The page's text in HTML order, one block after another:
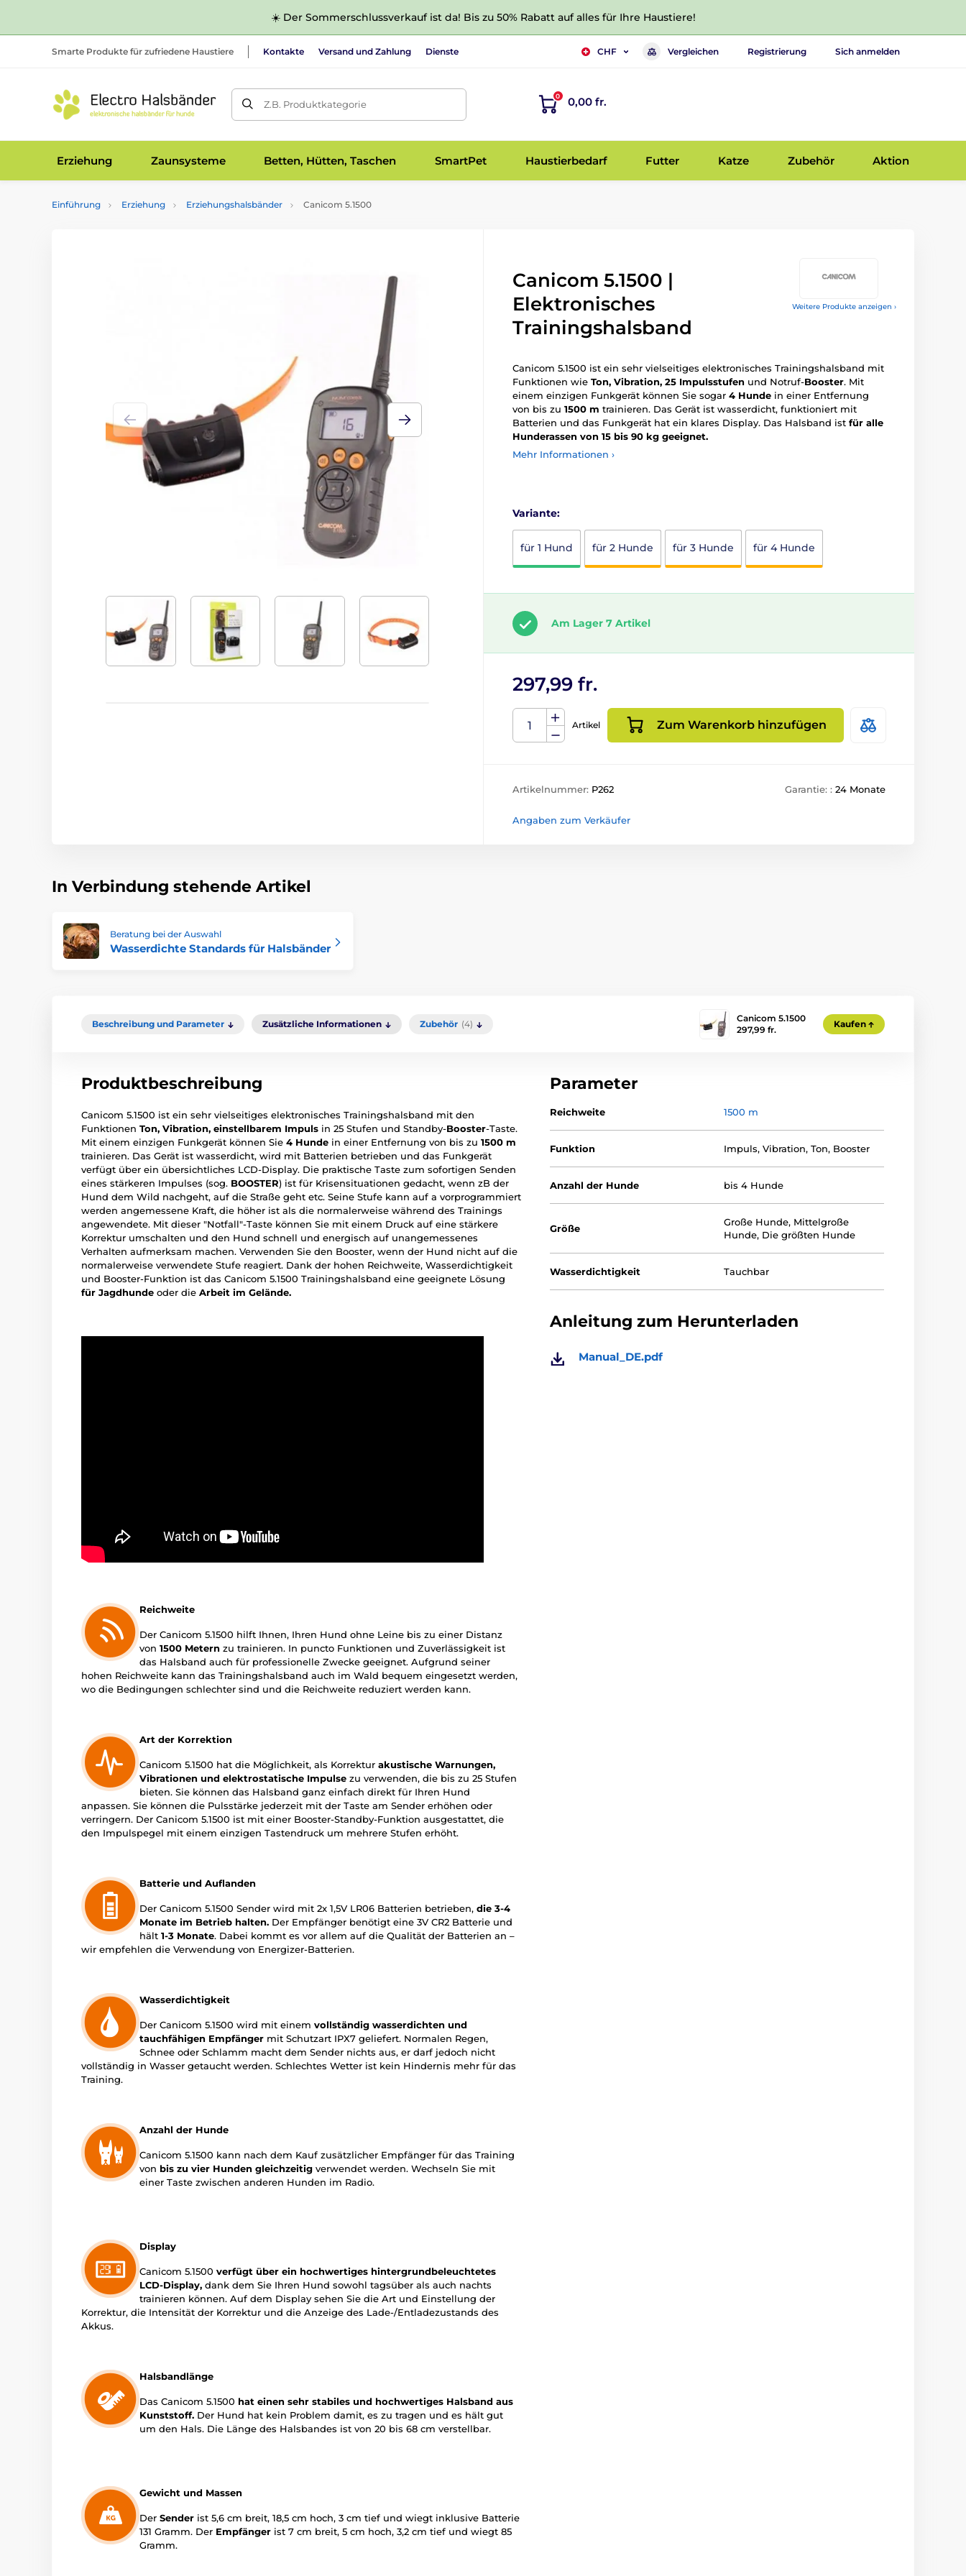
☀️ Der Sommerschlussverkauf ist da! Bis zu 50% Rabatt auf alles für Ihre Haustiere!
Smarte Produkte für zufriedene Haustiere Kontakte Versand und Zahlung Dienste CHF Vergleichen Registrierung Sich anmelden
Z.B. Produktkategorie
0 0,00 fr.
Erziehung Zaunsysteme Betten, Hütten, Taschen SmartPet Haustierbedarf Futter Katze Zubehör Aktion
Einführung Erziehung Erziehungshalsbänder Canicom 5.1500
Weitere Produkte anzeigen ›
Canicom 5.1500 |
Elektronisches
Trainingshalsband
Canicom 5.1500 ist ein sehr vielseitiges elektronisches Trainingshalsband mit
Funktionen wie Ton, Vibration, 25 Impulsstufen und Notruf-Booster. Mit
einem einzigen Funkgerät können Sie sogar 4 Hunde in einer Entfernung
von bis zu 1500 m trainieren. Das Gerät ist wasserdicht, funktioniert mit
Batterien und das Funkgerät hat ein klares Display. Das Halsband ist für alle
Hunderassen von 15 bis 90 kg geeignet.
Mehr Informationen ›
Variante:
für 1 Hund für 2 Hunde für 3 Hunde für 4 Hunde
Am Lager 7 Artikel
297,99 fr.
Artikel Zum Warenkorb hinzufügen
Artikelnummer: P262 Garantie: : 24 Monate
Angaben zum Verkäufer
In Verbindung stehende Artikel
Beratung bei der Auswahl
Wasserdichte Standards für Halsbänder
Beschreibung und Parameter Zusätzliche Informationen Zubehör (4)
Canicom 5.1500
297,99 fr.
Kaufen
Produktbeschreibung
Canicom 5.1500 ist ein sehr vielseitiges elektronisches Trainingshalsband mit den
Funktionen Ton, Vibration, einstellbarem Impuls in 25 Stufen und Standby-Booster-Taste.
Mit einem einzigen Funkgerät können Sie 4 Hunde in einer Entfernung von bis zu 1500 m
trainieren. Das Gerät ist wasserdicht, wird mit Batterien betrieben und das Funkgerät
verfügt über ein übersichtliches LCD-Display. Die praktische Taste zum sofortigen Senden
eines stärkeren Impulses (sog. BOOSTER) ist für Krisensituationen gedacht, wenn zB der
Hund dem Wild nachgeht, auf die Straße geht etc. Seine Stufe kann auf a vorprogrammiert
werden angemessene Kraft, die höher ist als die normalerweise während des Trainings
angewendete. Mit dieser "Notfall"-Taste können Sie mit einem Druck auf eine stärkere
Korrektur umschalten und den Hund schnell und energisch auf unangemessenes
Verhalten aufmerksam machen. Verwenden Sie den Booster, wenn der Hund nicht auf die
normalerweise verwendete Stufe reagiert. Dank der hohen Reichweite, Wasserdichtigkeit
und Booster-Funktion ist das Canicom 5.1500 Trainingshalsband eine geeignete Lösung
für Jagdhunde oder die Arbeit im Gelände.
Reichweite
Der Canicom 5.1500 hilft Ihnen, Ihren Hund ohne Leine bis zu einer Distanz
von 1500 Metern zu trainieren. In puncto Funktionen und Zuverlässigkeit ist
das Halsband auch für professionelle Zwecke geeignet. Aufgrund seiner
hohen Reichweite kann das Trainingshalsband auch im Wald bequem eingesetzt werden,
wo die Bedingungen schlechter sind und die Reichweite reduziert werden kann.
Art der Korrektion
Canicom 5.1500 hat die Möglichkeit, als Korrektur akustische Warnungen,
Vibrationen und elektrostatische Impulse zu verwenden, die bis zu 25 Stufen
bieten. Sie können das Halsband ganz einfach direkt für Ihren Hund
anpassen. Sie können die Pulsstärke jederzeit mit der Taste am Sender erhöhen oder
verringern. Der Canicom 5.1500 ist mit einer Booster-Standby-Funktion ausgestattet, die
den Impulspegel mit einem einzigen Tastendruck um mehrere Stufen erhöht.
Batterie und Auflanden
Der Canicom 5.1500 Sender wird mit 2x 1,5V LR06 Batterien betrieben, die 3-4
Monate im Betrieb halten. Der Empfänger benötigt eine 3V CR2 Batterie und
hält 1-3 Monate. Dabei kommt es vor allem auf die Qualität der Batterien an –
wir empfehlen die Verwendung von Energizer-Batterien.
Wasserdichtigkeit
Der Canicom 5.1500 wird mit einem vollständig wasserdichten und
tauchfähigen Empfänger mit Schutzart IPX7 geliefert. Normalen Regen,
Schnee oder Schlamm macht dem Sender nichts aus, er darf jedoch nicht
vollständig in Wasser getaucht werden. Schlechtes Wetter ist kein Hindernis mehr für das
Training.
Anzahl der Hunde
Canicom 5.1500 kann nach dem Kauf zusätzlicher Empfänger für das Training
von bis zu vier Hunden gleichzeitig verwendet werden. Wechseln Sie mit
einer Taste zwischen anderen Hunden im Radio.
Display
Canicom 5.1500 verfügt über ein hochwertiges hintergrundbeleuchtetes
LCD-Display, dank dem Sie Ihren Hund sowohl tagsüber als auch nachts
trainieren können. Auf dem Display sehen Sie die Art und Einstellung der
Korrektur, die Intensität der Korrektur und die Anzeige des Lade-/Entladezustands des
Akkus.
Halsbandlänge
Das Canicom 5.1500 hat einen sehr stabiles und hochwertiges Halsband aus
Kunststoff. Der Hund hat kein Problem damit, es zu tragen und es hält gut
um den Hals. Die Länge des Halsbandes ist von 20 bis 68 cm verstellbar.
Gewicht und Massen
Der Sender ist 5,6 cm breit, 18,5 cm hoch, 3 cm tief und wiegt inklusive Batterie
131 Gramm. Der Empfänger ist 7 cm breit, 5 cm hoch, 3,2 cm tief und wiegt 85
Gramm.
Parameter
Reichweite 1500 m
Funktion Impuls,Vibration,Ton, Booster
Anzahl der Hunde bis 4 Hunde
Größe
Große Hunde, Mittelgroße
Hunde, Die größten Hunde
Wasserdichtigkeit Tauchbar
Anleitung zum Herunterladen
Manual_DE.pdf